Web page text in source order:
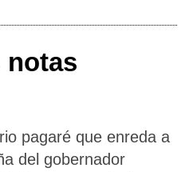
notas
pagaré que enreda a
del gobernador